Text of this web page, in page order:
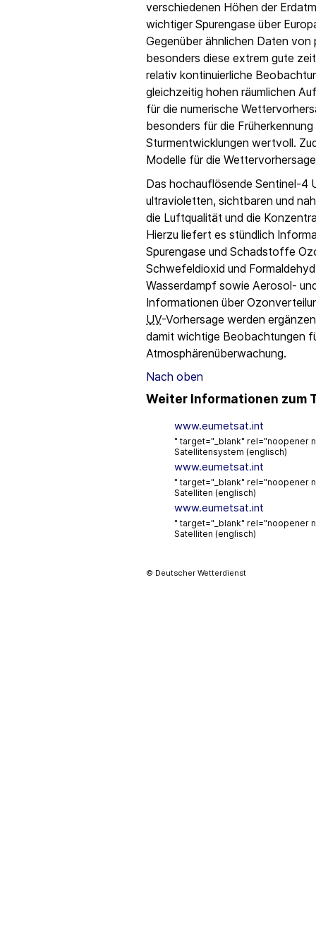
verschiedenen Höhen der
wichtiger Spurengase über
Gegenüber ähnlichen Daten
besonders diese extrem gute
relativ kontinuierliche
gleichzeitig hohen räumlichen
für die numerische
besonders für die
Sturmentwicklungen wertvoll.
Modelle für die
Das hochauflösende Sentinel-4
ultravioletten, sichtbaren und
die Luftqualität und die
Hierzu liefert es stündlich
Spurengase und Schadstoffe
Schwefeldioxid und
Wasserdampf sowie Aerosol-
Informationen über
UV-Vorhersage werden
damit wichtige Beobachtungen
Atmosphärenüberwachung.
Nach oben
Weiter Informationen zum
www.eumetsat.int
" target="_blank" rel="noopener
Satellitensystem (englisch)
www.eumetsat.int
" target="_blank" rel="noopener
Satelliten (englisch)
www.eumetsat.int
" target="_blank" rel="noopener
Satelliten (englisch)
© Deutscher Wetterdienst